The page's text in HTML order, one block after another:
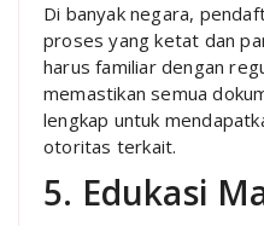
Di banyak negara,
proses yang ketat dan
harus familiar dengan
memastikan semua
lengkap untuk
otoritas terkait.
5. Edukasi